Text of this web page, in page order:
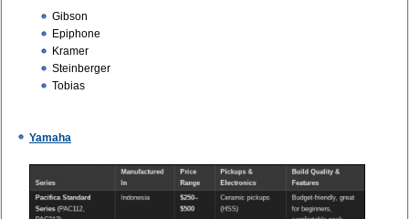
Gibson
Epiphone
Kramer
Steinberger
Tobias
Yamaha